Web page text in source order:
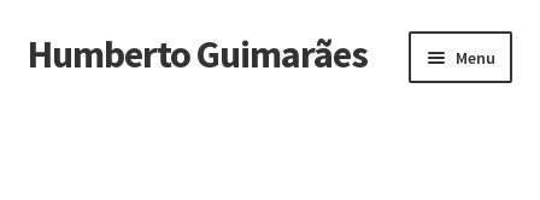
Ir
para
Saltar
para
Humberto Guimarães Menu